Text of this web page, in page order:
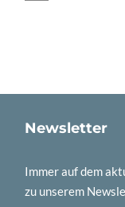
Newsletter
Immer auf dem
zu unserem